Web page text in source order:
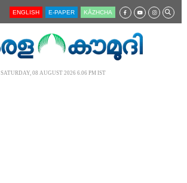
ENGLISH E-PAPER KĀZHCHA
SATURDAY, 08 AUGUST 2026 6.06 PM IST